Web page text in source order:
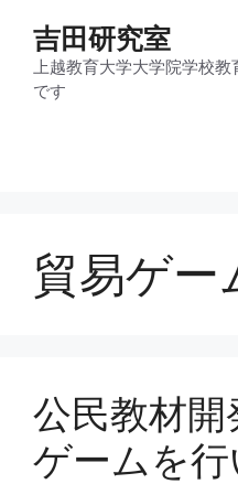
吉田研究室
上越教育大学大学院学校
です
貿易ゲー
公民教材
ゲームを